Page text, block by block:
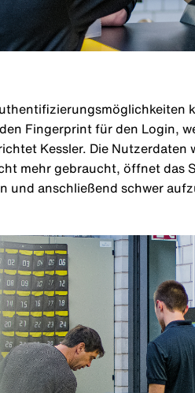
Fingerprint für den Login,
Kessler. Die
mehr gebraucht, öffnet das
und anschließend schwer